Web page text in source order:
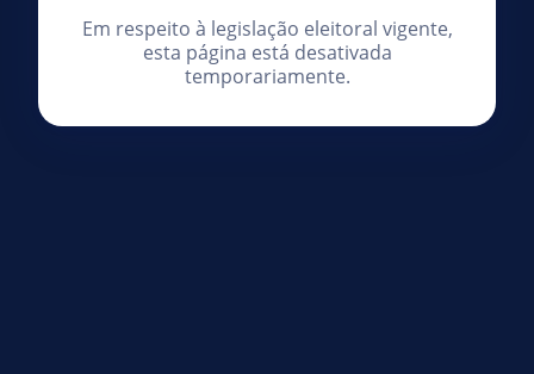
Em respeito à legislação eleitoral vigente,
esta página está desativada
temporariamente.